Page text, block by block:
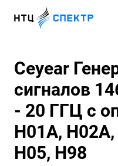
Ceyear
сигналов
- 20 ГГЦ с
H01A,
H05, H98